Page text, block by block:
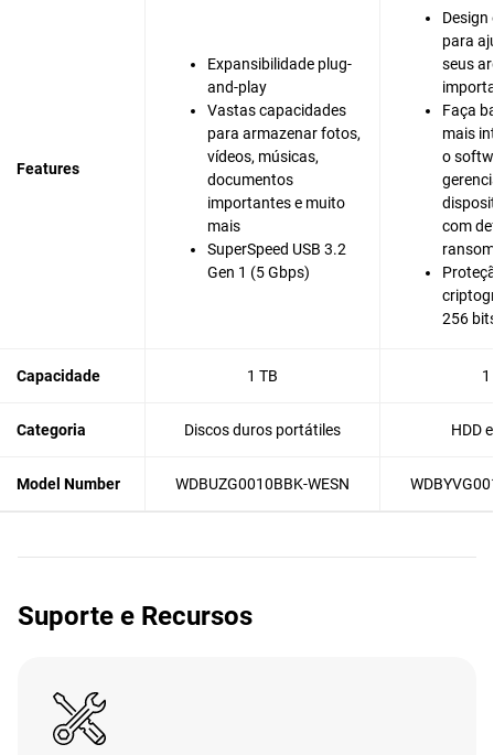
Features
Expansibilidade plug-
and-play
Vastas capacidades
para armazenar fotos,
vídeos, músicas,
documentos
importantes e muito
mais
SuperSpeed USB 3.2
Gen 1 (5 Gbps)
Design
para
seus
Faça
mais
o
com
256
Capacidade 1 TB 1
Categoria Discos duros portátiles HDD
Model Number WDBUZG0010BBK-WESN
Suporte e Recursos